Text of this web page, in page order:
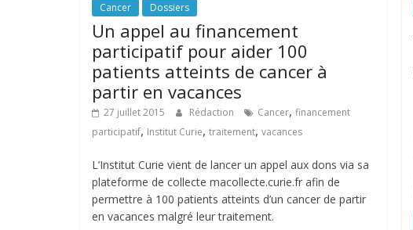
Cancer Dossiers
Un appel au financement
participatif pour aider 100
patients atteints de cancer à
partir en vacances
27 juillet 2015 Rédaction Cancer, financement
participatif, Institut Curie, traitement, vacances
L’Institut Curie vient de lancer un appel aux dons via sa
plateforme de collecte macollecte.curie.fr afin de
permettre à 100 patients atteints d’un cancer de partir
en vacances malgré leur traitement.